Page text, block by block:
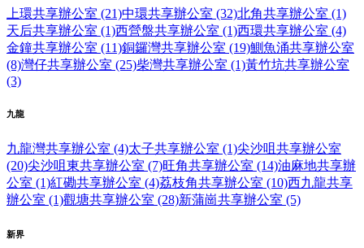
上環共享辦公室 (21)中環共享辦公室 (32)北角共享辦公室 (1)
天后共享辦公室 (1)西營盤共享辦公室 (1)西環共享辦公室 (4)
金鐘共享辦公室 (11)銅鑼灣共享辦公室 (19)鰂魚涌共享辦公室
(8)灣仔共享辦公室 (25)柴灣共享辦公室 (1)黃竹坑共享辦公室
(3)
九龍
九龍灣共享辦公室 (4)太子共享辦公室 (1)尖沙咀共享辦公室
(20)尖沙咀東共享辦公室 (7)旺角共享辦公室 (14)油麻地共享辦
公室 (1)紅磡共享辦公室 (4)荔枝角共享辦公室 (10)西九龍共享
辦公室 (1)觀塘共享辦公室 (28)新蒲崗共享辦公室 (5)
新界